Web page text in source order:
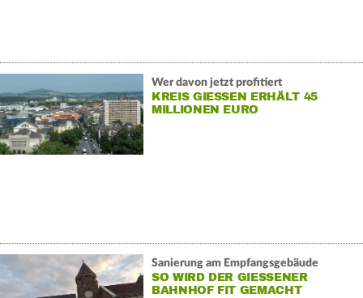
Wer davon jetzt profitiert
KREIS GIESSEN ERHÄLT 45 M
ILLIONEN EURO
Sanierung am Empfangsgebäude
SO WIRD DER GIESSENER B
AHNHOF FIT GEMACHT